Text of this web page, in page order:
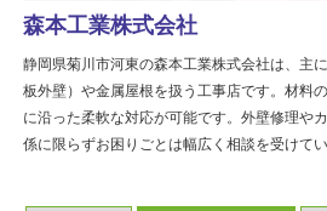
森本工業株式会社
静岡県菊川市河東の森本工業株式会社は、主
板外壁）や金属屋根を扱う工事店です。材料
に沿った柔軟な対応が可能です。外壁修理や
係に限らずお困りごとは幅広く相談を受けてい